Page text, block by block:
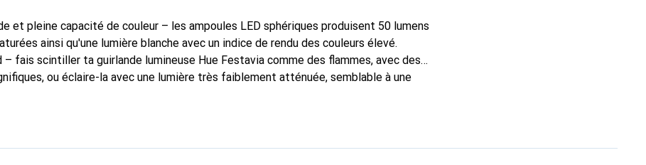
et pleine capacité de couleur – les ampoules LED sphériques produisent 50 lumens
ainsi qu'une lumière blanche avec un indice de rendu des couleurs élevé.
fais scintiller ta guirlande lumineuse Hue Festavia comme des flammes, avec des
ou éclaire-la avec une lumière très faiblement atténuée, semblable à une
des variations d'intensité et des éclairages plus vifs, en harmonie avec ta musique
uniques – le design Lightguide assure des couleurs équilibrées, une luminosité et